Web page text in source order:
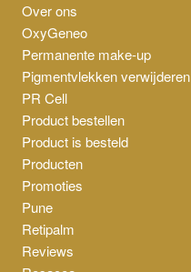
Over ons
OxyGeneo
Permanente make-up
Pigmentvlekken verwijderen
PR Cell
Product bestellen
Product is besteld
Producten
Promoties
Pune
Retipalm
Reviews